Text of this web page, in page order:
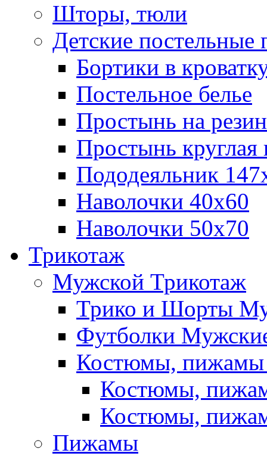
Шторы, тюли
Детские постельные
Бортики в
Постельное белье
Простынь на
Простынь круглая
Пододеяльник
Наволочки 40х60
Наволочки 50х70
Трикотаж
Мужской Трикотаж
Трико и Шорты
Футболки
Костюмы, пижамы
Костюмы,
Костюмы,
Пижамы